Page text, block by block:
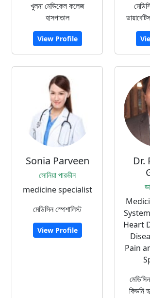
খুলনা মেডিকেল কলেজ
হাসপাতাল
View Profile
Sonia Parveen
সোনিয়া পারভীন
medicine specialist
মেডিসিন স্পেশালিস্ট
View Profile
Dr.
Heart
Pain
কিডনি